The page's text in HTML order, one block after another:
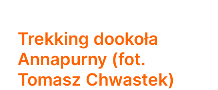
Trekking dookoła
Annapurny (fot.
Tomasz Chwastek)